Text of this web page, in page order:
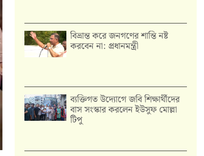
বিভ্রান্ত করে জনগণের শান্তি নষ্ট
করবেন না: প্রধানমন্ত্রী
ব্যক্তিগত উদ্যোগে জবি শিক্ষার্থীদের
বাস সংস্কার করলেন ইউসুফ মোল্লা
টিপু